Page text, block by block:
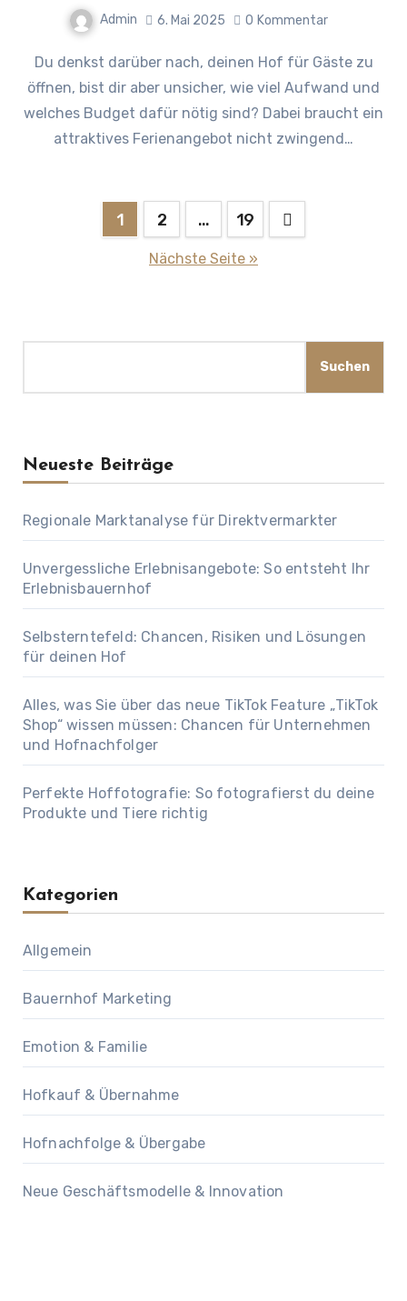
Admin 6. Mai 2025 0 Kommentar
Du denkst darüber nach, deinen Hof für Gäste zu
öffnen, bist dir aber unsicher, wie viel Aufwand und
welches Budget dafür nötig sind? Dabei braucht ein
attraktives Ferienangebot nicht zwingend…
Seitennummerierung
1 2 … 19
Nächste Seite »
Suchen
Neueste Beiträge
Regionale Marktanalyse für Direktvermarkter
Unvergessliche Erlebnisangebote: So entsteht Ihr
Erlebnisbauernhof
Selbsterntefeld: Chancen, Risiken und Lösungen
für deinen Hof
Alles, was Sie über das neue TikTok Feature „TikTok
Shop“ wissen müssen: Chancen für Unternehmen
und Hofnachfolger
Perfekte Hoffotografie: So fotografierst du deine
Produkte und Tiere richtig
Kategorien
Allgemein
Bauernhof Marketing
Emotion & Familie
Hofkauf & Übernahme
Hofnachfolge & Übergabe
Neue Geschäftsmodelle & Innovation